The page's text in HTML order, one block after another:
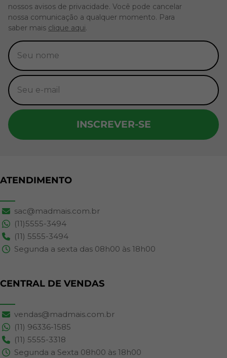
nossos avisos de privacidade. Você pode cancelar
nossa comunicação a qualquer momento. Para
saber mais clique aqui.
INSCREVER-SE
ATENDIMENTO
sac@madmais.com.br
(11)5555-3494
(11) 5555-3494
Segunda a sexta das 08h00 às 18h00
CENTRAL DE VENDAS
vendas@madmais.com.br
(11) 96336-1585
(11) 5555-3318
Segunda a Sexta 08h00 às 18h00